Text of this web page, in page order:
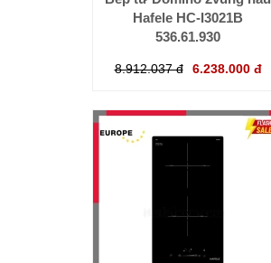
Hafele HC-I3021B
536.61.930
8.912.037 đ 6.238.000 đ